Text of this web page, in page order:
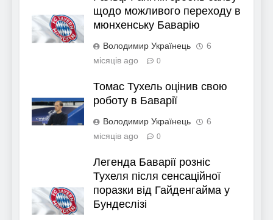
щодо можливого переходу в
мюнхенську Баварію
Володимир Українець
6
місяців ago
0
Томас Тухель оцінив свою
роботу в Баварії
Володимир Українець
6
місяців ago
0
Легенда Баварії розніс
Тухеля після сенсаційної
поразки від Гайденгайма у
Бундеслізі